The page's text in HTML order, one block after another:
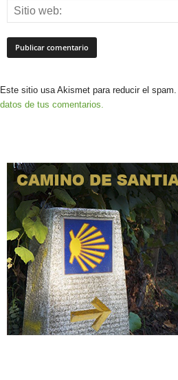
Este sitio usa Akismet para reducir el spam.
datos de tus comentarios.